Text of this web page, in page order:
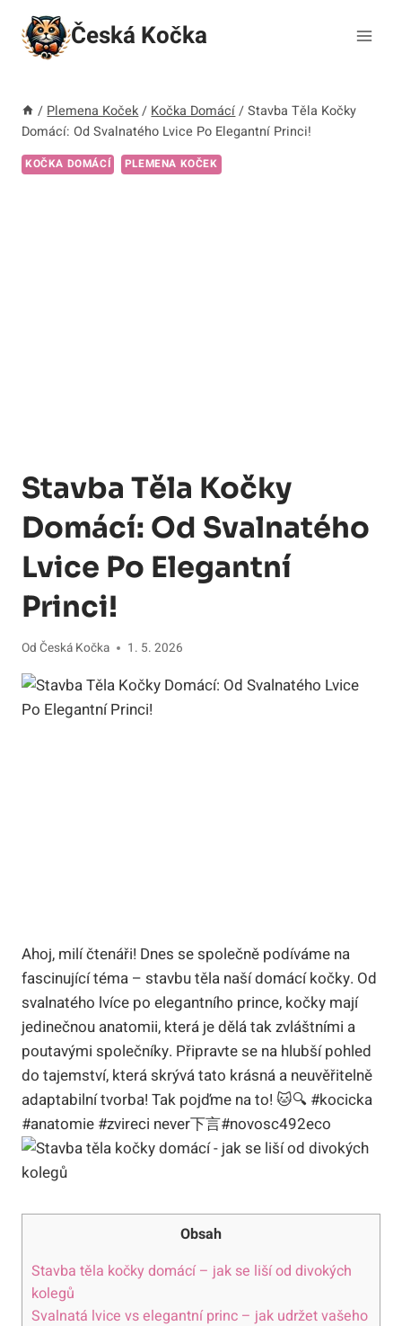
Přeskočit
obsah
Česká Kočka
/ Plemena Koček / Kočka Domácí / Stavba Těla Kočky
Domácí: Od Svalnatého Lvice Po Elegantní Princi!
KOČKA DOMÁCÍ PLEMENA KOČEK
Stavba Těla Kočky
Domácí: Od Svalnatého
Lvice Po Elegantní
Princi!
Od Česká Kočka 1. 5. 2026
Ahoj, milí čtenáři! Dnes se společně podíváme na
fascinující téma – stavbu těla naší domácí kočky. Od
svalnatého lvíce po elegantního prince, kočky mají
jedinečnou anatomii, která je dělá tak zvláštními a
poutavými společníky. Připravte se na hlubší pohled
do tajemství, která skrývá tato krásná a neuvěřitelně
adaptabilní tvorba! Tak pojďme na to! 🐱🔍 #kocicka
#anatomie #zvireci never下言#novosc492eco
Obsah
Stavba těla kočky domácí – jak se liší od divokých
kolegů
Svalnatá lvice vs elegantní princ – jak udržet vašeho